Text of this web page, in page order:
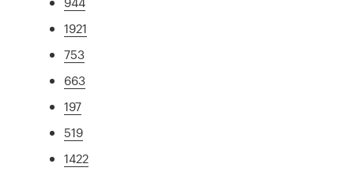
1921
753
663
197
519
1422